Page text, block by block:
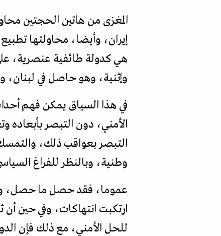
المغزى من هاتين الحجتين
إيران، وأيضا، محاولتها
هي كدولة طائفية عنصرية،
وإثنية، وهو حاصل في لبنان،
في هذا السياق يمكن فهم
الأمني، دون التبصر بأبعاده
التبصر بعواقب ذلك،
وطنية، وبالنظر للفراغ
عموما، فقد حصل ما حصل،
ارتكبت انتهاكات، وفي حين
للحل الأمني، مع ذلك فإن